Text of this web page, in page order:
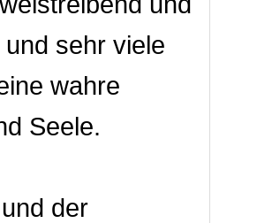
sehr viele
wahre
Seele.
der